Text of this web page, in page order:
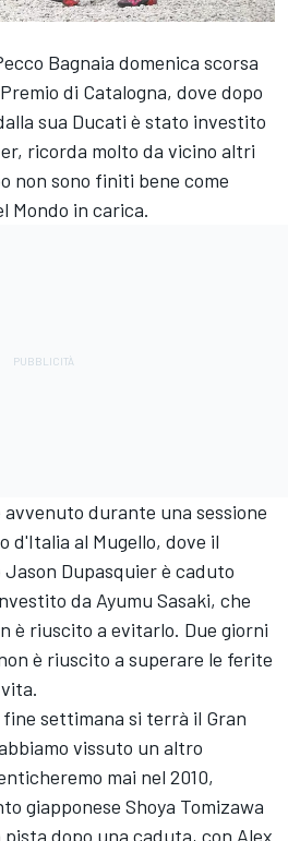
Bagnaia domenica scorsa
di Catalogna, dove dopo
sua Ducati è stato investito
, ricorda molto da vicino altri
non sono finiti bene come
Mondo in carica.
durante una sessione
d'Italia al Mugello, dove il
Dupasquier è caduto
da Ayumu Sasaki, che
è riuscito a evitarlo. Due giorni
è riuscito a superare le ferite
settimana si terrà il Gran
vissuto un altro
mai nel 2010,
giapponese Shoya Tomizawa
dopo una caduta, con Alex